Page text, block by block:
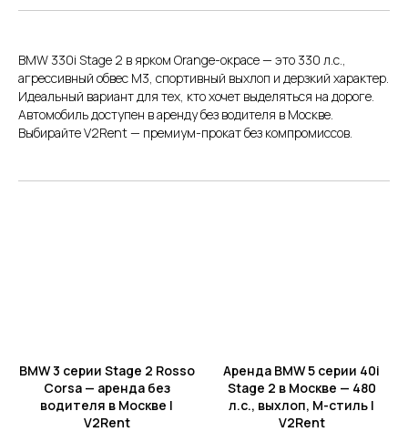
BMW 330i Stage 2 в ярком Orange-окрасе — это 330 л.с.,
агрессивный обвес M3, спортивный выхлоп и дерзкий характер.
Идеальный вариант для тех, кто хочет выделяться на дороге.
Автомобиль доступен в аренду без водителя в Москве.
Выбирайте V2Rent — премиум-прокат без компромиссов.
BMW 3 серии Stage 2 Rosso
Corsa — аренда без
водителя в Москве |
V2Rent
Аренда BMW 5 серии 40i
Stage 2 в Москве — 480
л.с., выхлоп, M-стиль |
V2Rent
Трезвый водитель на вашем
авто